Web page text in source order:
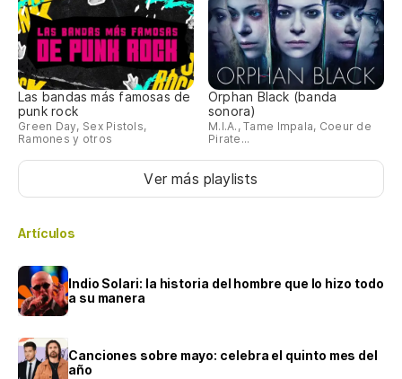
Las bandas más famosas de
punk rock
Green Day, Sex Pistols,
Ramones y otros
Orphan Black (banda
sonora)
M.I.A., Tame Impala, Coeur de
Pirate...
Ver más playlists
Artículos
Indio Solari: la historia del hombre que lo hizo todo
a su manera
Canciones sobre mayo: celebra el quinto mes del
año